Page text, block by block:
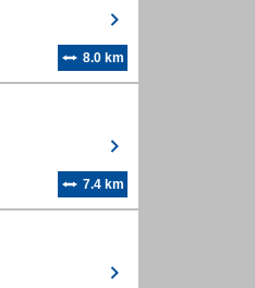
8.0 km
7.4 km